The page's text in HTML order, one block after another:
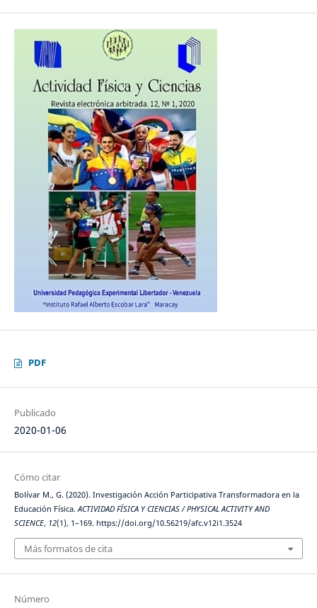
PDF
Publicado
2020-01-06
Cómo citar
Bolívar M., G. (2020). Investigación Acción Participativa Transformadora en la
Educación Física.ACTIVIDAD FÍSICA Y CIENCIAS / PHYSICAL ACTIVITY AND
SCIENCE, 12(1), 1–169. https://doi.org/10.56219/afc.v12i1.3524
Más formatos de cita
Número